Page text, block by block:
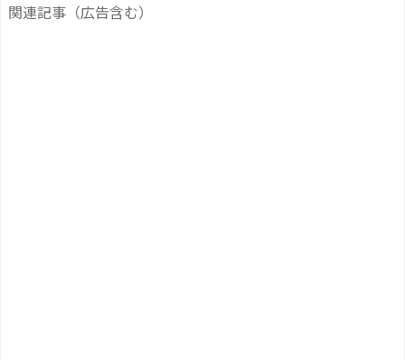
関連記事（広告含む）